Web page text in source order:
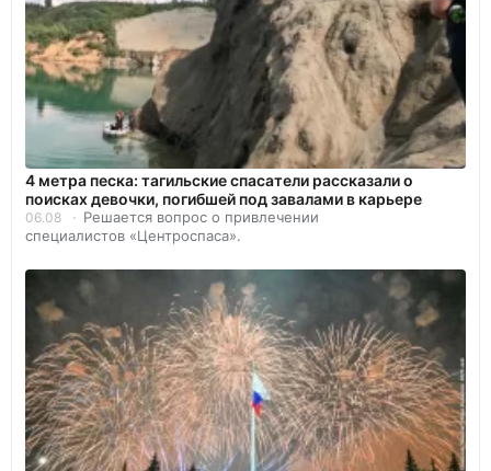
4 метра песка: тагильские спасатели рассказали о
поисках девочки, погибшей под завалами в карьере
06.08
Решается вопрос о привлечении
специалистов «Центроспаса».